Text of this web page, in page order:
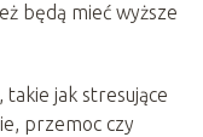
będą mieć wyższe
jak stresujące
przemoc czy